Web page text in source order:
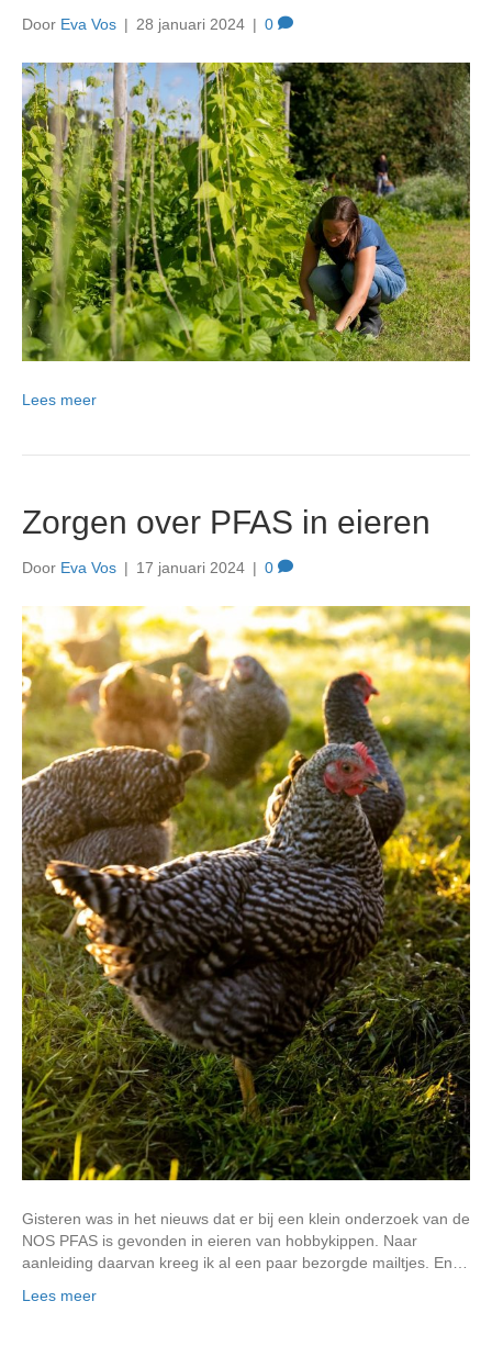
Door Eva Vos | 28 januari 2024 | 0
Lees meer
Zorgen over PFAS in eieren
Door Eva Vos | 17 januari 2024 | 0
Gisteren was in het nieuws dat er bij een klein onderzoek van de
NOS PFAS is gevonden in eieren van hobbykippen. Naar
aanleiding daarvan kreeg ik al een paar bezorgde mailtjes. En…
Lees meer